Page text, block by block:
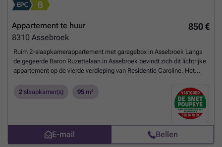
850 €
Appartement te huur
8310 Assebroek
Ruim 2-slaapkamerappartement met garagebox in Assebroek Langs
de gegeerde Baron Ruzettelaan in Assebroek bevindt zich dit lichtrijke
appartement op de vierde verdieping van Residentie Caroline. Het
een ruime leefruimte met sierhaard en voldoende plaats voor een
gezellige zit- en eethoek. De ingerichte keuken is voorzien van een
oven, elektrische kookplaat, dampkap en koelkast en biedt
rechtstreeks toegang tot het terras. Verder omvat het appartement
een handige berging, een vernieuwde badkamer met ruime
inloopdouche, lavabo in meubel en aansluiting voor een wasmachine
2 slaapkamer(s) 95 m²
E-mail Bellen